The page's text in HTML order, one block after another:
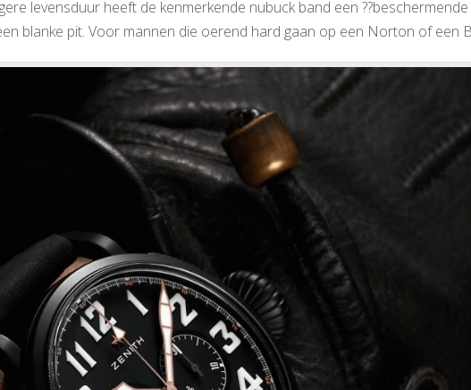
levensduur heeft de kenmerkende nubuck band een
blanke pit. Voor mannen die oerend hard gaan op een Norton of een